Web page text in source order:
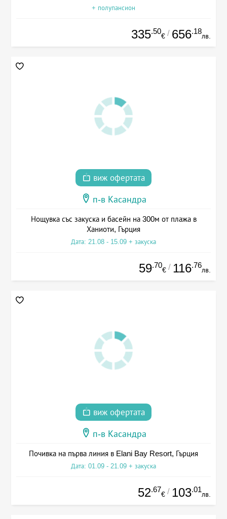
+ полупансион
335.50
€ / 656.18
лв.
виж офертата
п-в Касандра
Нощувка със закуска и басейн на 300м от плажа в
Ханиоти, Гърция
Дата: 21.08 - 15.09 + закуска
59.70
€ / 116.76
лв.
виж офертата
п-в Касандра
Почивка на първа линия в Elani Bay Resort, Гърция
Дата: 01.09 - 21.09 + закуска
52.67
€ / 103.01
лв.